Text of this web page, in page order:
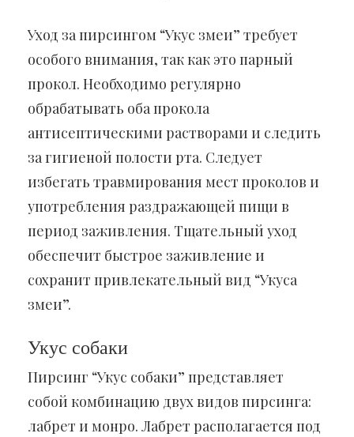
Уход за пирсингом “Укус змеи” требует
особого внимания, так как это парный
прокол. Необходимо регулярно
обрабатывать оба прокола
антисептическими растворами и следить
за гигиеной полости рта. Следует
избегать травмирования мест проколов и
употребления раздражающей пищи в
период заживления. Тщательный уход
обеспечит быстрое заживление и
сохранит привлекательный вид “Укуса
змеи”.
Укус собаки
Пирсинг “Укус собаки” представляет
собой комбинацию двух видов пирсинга:
лабрет и монро. Лабрет располагается под